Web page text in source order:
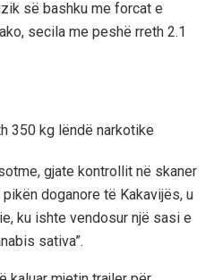
së bashku me forcat e
secila me peshë rreth 2.1
350 kg lëndë narkotike
gjate kontrollit në skaner
doganore të Kakavijës, u
ku ishte vendosur një sasi e
sativa”.